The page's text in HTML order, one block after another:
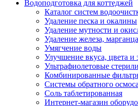
Водоподготовка для коттеджей
Каталог систем
Удаление песка и окалины
Удаление мутности и
Удаление железа,
Умягчение воды
Улучшение вкуса, цвета и
Ультрафиолетовые
Комбинированные
Системы обратного
Соль таблетированная
Интернет-магазин